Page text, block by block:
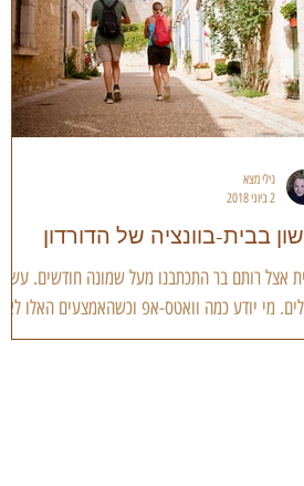
בבית-בוונציה של הדורדון
אצל רותם בר התכתבנו מעל שמונה חודשים. עשרות
מי יודע כמה וואטס-אפ וכשהאמצעים האלו לא
את כוונת המשורר, היו גם שיחות...
גילי מצא
2 ביוני 2018